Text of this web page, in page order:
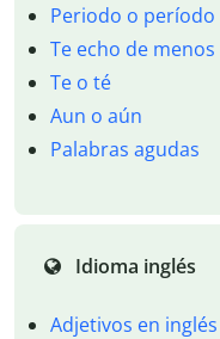
Periodo o período
Te echo de
Te o té
Aun o aún
Palabras agudas
Idioma inglés
Adjetivos en inglés